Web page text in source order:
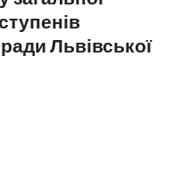
Львівської